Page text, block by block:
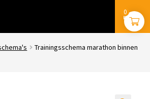
Menu
stryd
Trainingsschema marathon binnen
0